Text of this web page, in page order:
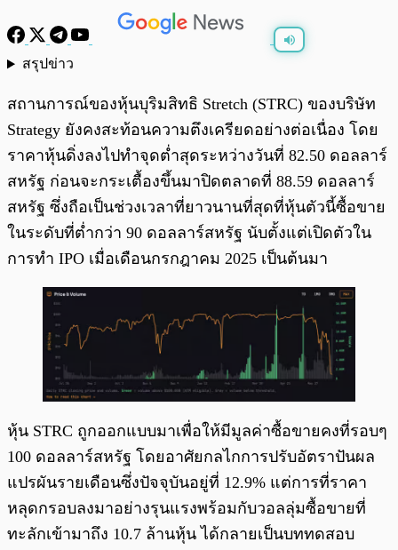
สรุปข่าว
สถานการณ์ของหุ้นบุริมสิทธิ Stretch (STRC) ของบริษัท
Strategy ยังคงสะท้อนความตึงเครียดอย่างต่อเนื่อง โดย
ราคาหุ้นดิ่งลงไปทำจุดต่ำสุดระหว่างวันที่ 82.50 ดอลลาร์
สหรัฐ ก่อนจะกระเตื้องขึ้นมาปิดตลาดที่ 88.59 ดอลลาร์
สหรัฐ ซึ่งถือเป็นช่วงเวลาที่ยาวนานที่สุดที่หุ้นตัวนี้ซื้อขาย
ในระดับที่ต่ำกว่า 90 ดอลลาร์สหรัฐ นับตั้งแต่เปิดตัวใน
การทำ IPO เมื่อเดือนกรกฎาคม 2025 เป็นต้นมา
หุ้น STRC ถูกออกแบบมาเพื่อให้มีมูลค่าซื้อขายคงที่รอบๆ
100 ดอลลาร์สหรัฐ โดยอาศัยกลไกการปรับอัตราปันผล
แปรผันรายเดือนซึ่งปัจจุบันอยู่ที่ 12.9% แต่การที่ราคา
หลุดกรอบลงมาอย่างรุนแรงพร้อมกับวอลลุ่มซื้อขายที่
ทะลักเข้ามาถึง 10.7 ล้านหุ้น ได้กลายเป็นบททดสอบ